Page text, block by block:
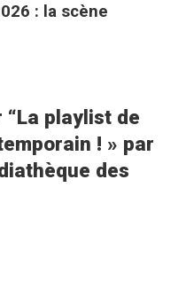
: la scène
“La playlist de
! » par
des